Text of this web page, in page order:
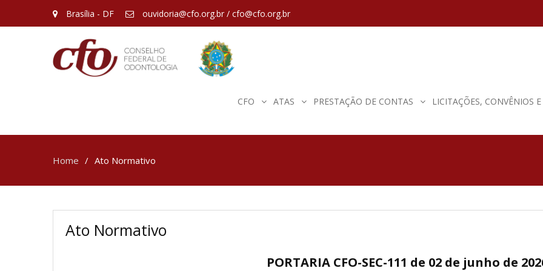
Brasília - DF ouvidoria@cfo.org.br / cfo@cfo.org.br
CFO ATAS PRESTAÇÃO DE CONTAS LICITAÇÕES, CONVÊNIOS
Home Ato Normativo
Ato Normativo
PORTARIA CFO-SEC-111 de 02 de junho de